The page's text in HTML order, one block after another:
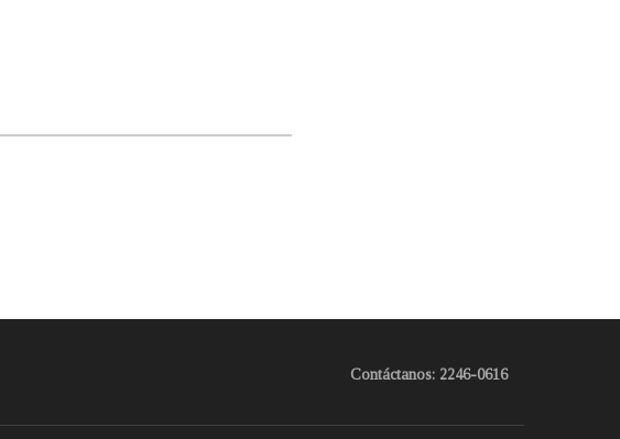
Contáctanos: 2246-0616